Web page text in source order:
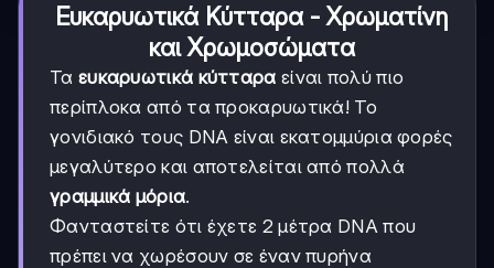
Ευκαρυωτικά Κύτταρα - Χρωματίνη
και Χρωμοσώματα
Τα ευκαρυωτικά κύτταρα είναι πολύ πιο
περίπλοκα από τα προκαρυωτικά! Το
γονιδιακό τους DNA είναι εκατομμύρια φορές
μεγαλύτερο και αποτελείται από πολλά
γραμμικά μόρια.
Φανταστείτε ότι έχετε 2 μέτρα DNA που
πρέπει να χωρέσουν σε έναν πυρήνα